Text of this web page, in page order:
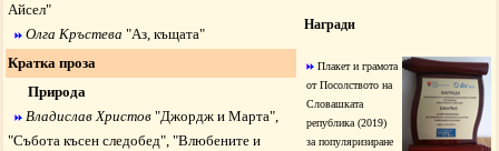
Айсел"
Олга Кръстева "Аз, къщата"
Кратка проза
Природа
Владислав Христов "Джордж и Марта",
"Събота късен следобед", "Влюбените и
Награди
Плакет и грамота
от Посолството на
Словашката
република (2019)
за популяризиране